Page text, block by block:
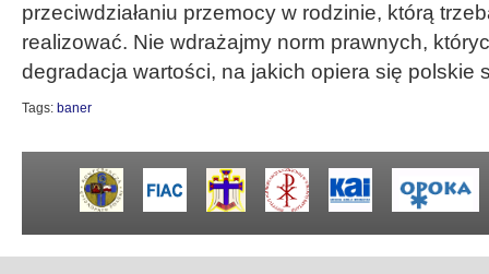
przeciwdziałaniu przemocy w rodzinie, którą
realizować. Nie wdrażajmy norm prawnych,
degradacja wartości, na jakich opiera się polskie
Tags: baner